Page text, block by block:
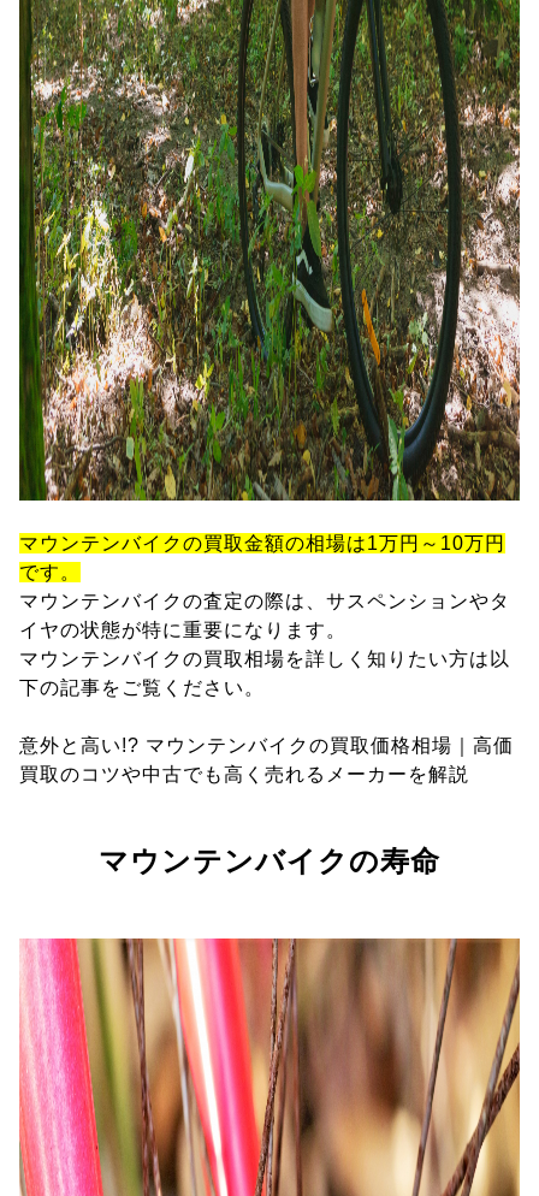
マウンテンバイクの買取金額の相場は1万円～10万円
です。
マウンテンバイクの査定の際は、サスペンションやタ
イヤの状態が特に重要になります。
マウンテンバイクの買取相場を詳しく知りたい方は以
下の記事をご覧ください。
意外と高い!? マウンテンバイクの買取価格相場｜高価
買取のコツや中古でも高く売れるメーカーを解説
マウンテンバイクの寿命